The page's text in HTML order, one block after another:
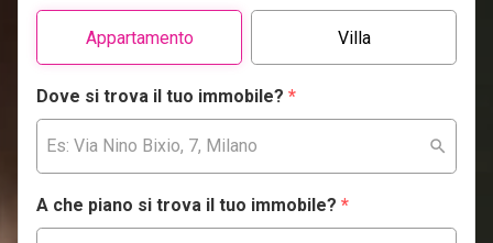
Appartamento Villa
Dove si trova il tuo immobile? *
A che piano si trova il tuo immobile? *